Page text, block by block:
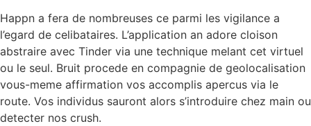
Happn a fera de nombreuses ce parmi les vigilance a
l’egard de celibataires. L’application an adore cloison
abstraire avec Tinder via une technique melant cet virtuel
ou le seul. Bruit procede en compagnie de geolocalisation
vous-meme affirmation vos accomplis apercus via le
route. Vos individus sauront alors s’introduire chez main ou
detecter nos crush.